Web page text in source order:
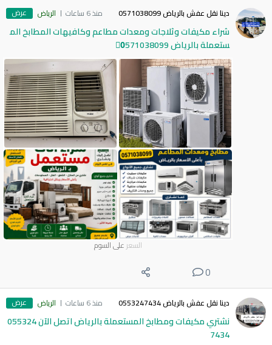
دينا نقل عفش بالرياض 0571038099 منذ 6 ساعات الرياض عرض
شراء مكيفات وثلاجات ومعدات مطاعم وكافيهات المطابخ الم
ستعملة بالرياض 0َ571038099
السعر على السوم
0
دينا نقل عفش بالرياض 0553247434 منذ 6 ساعات الرياض عرض
نشتري مكيفات ومطابخ المستعملة بالرياض اتصل الآن 055324
7434